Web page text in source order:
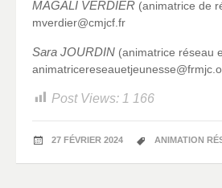
MAGALI VERDIER (animatrice de
mverdier@cmjcf.fr
Sara JOURDIN (animatrice réseau
Post Views: 1 166
27 FÉVRIER 2024 ANIMATION